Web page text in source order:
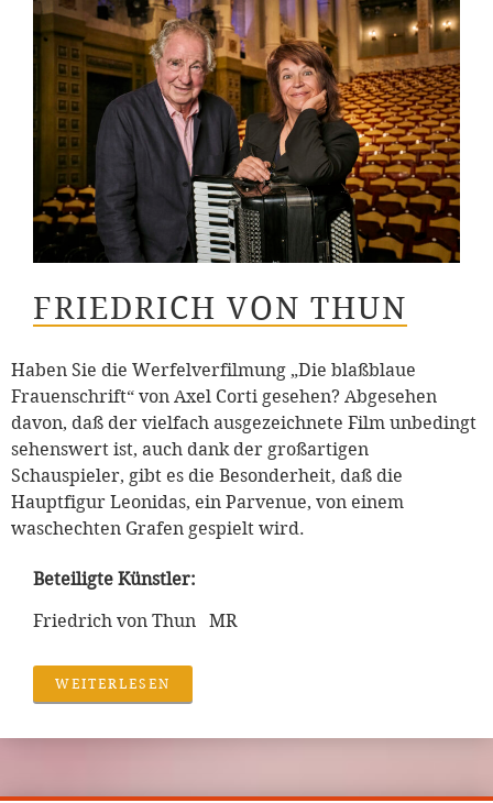
FRIEDRICH VON THUN
Haben Sie die Werfelverfilmung „Die blaßblaue
Frauenschrift“ von Axel Corti gesehen? Abgesehen
davon, daß der vielfach ausgezeichnete Film unbedingt
sehenswert ist, auch dank der großartigen
Schauspieler, gibt es die Besonderheit, daß die
Hauptfigur Leonidas, ein Parvenue, von einem
waschechten Grafen gespielt wird.
Beteiligte Künstler:
Friedrich von Thun MR
WEITERLESEN